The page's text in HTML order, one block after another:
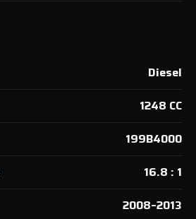
Diesel
1248 CC
199B4000
16.8 : 1
2008–2013